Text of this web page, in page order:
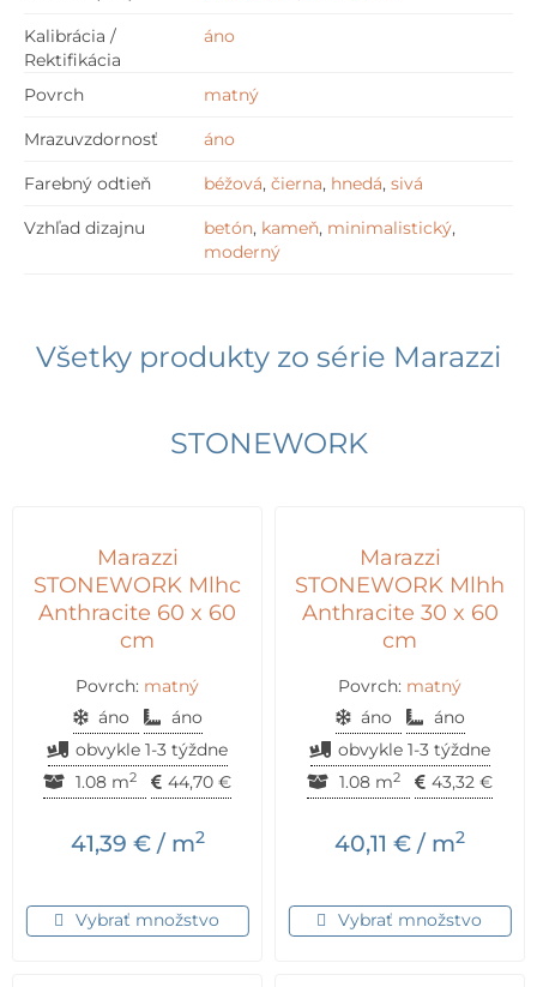
Kalibrácia /
Rektifikácia
áno
Povrch matný
Mrazuvzdornosť áno
Farebný odtieň béžová, čierna, hnedá, sivá
Vzhľad dizajnu betón, kameň, minimalistický,
moderný
Všetky produkty zo série Marazzi
STONEWORK
Marazzi
STONEWORK Mlhc
Anthracite 60 x 60
cm
Povrch: matný
áno
áno
obvykle 1-3 týždne
1.08 m2 44,70 €
41,39 €/ m2
Vybrať množstvo
Marazzi
STONEWORK Mlhh
Anthracite 30 x 60
cm
Povrch: matný
áno
áno
obvykle 1-3 týždne
1.08 m2 43,32 €
40,11 € / m2
Vybrať množstvo